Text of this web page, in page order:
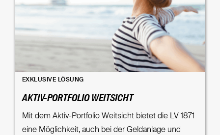
EXKLUSIVE LÖSUNG
AKTIV-PORTFOLIO WEITSICHT
Mit dem Aktiv-Portfolio Weitsicht bietet die LV 1871
eine Möglichkeit, auch bei der Geldanlage und